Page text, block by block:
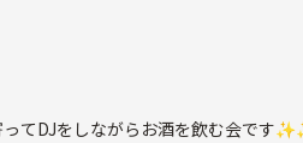
やっています✨
てDJをしながらお酒を飲む会です